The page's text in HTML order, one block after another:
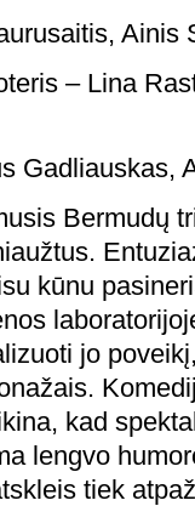
Ainis
– Lina
Gadliauskas,
Bermudų
kūnu
jo
kad
lengvo
tiek